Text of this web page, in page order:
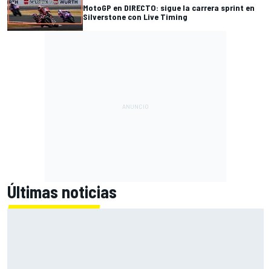
MotoGP en DIRECTO: sigue la carrera sprint en
Silverstone con Live Timing
Últimas noticias